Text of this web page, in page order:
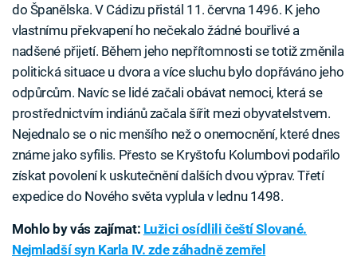
do Španělska. V Cádizu přistál 11. června 1496. K jeho
vlastnímu překvapení ho nečekalo žádné bouřlivé a
nadšené přijetí. Během jeho nepřítomnosti se totiž změnila
politická situace u dvora a více sluchu bylo dopřáváno jeho
odpůrcům. Navíc se lidé začali obávat nemoci, která se
prostřednictvím indiánů začala šířit mezi obyvatelstvem.
Nejednalo se o nic menšího než o onemocnění, které dnes
známe jako syfilis. Přesto se Kryštofu Kolumbovi podařilo
získat povolení k uskutečnění dalších dvou výprav. Třetí
expedice do Nového světa vyplula v lednu 1498.
Mohlo by vás zajímat: Lužici osídlili čeští Slované.
Nejmladší syn Karla IV. zde záhadně zemřel